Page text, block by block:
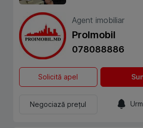
Agent imobiliar
ProImobil
078088886
Solicită apel
Negociază prețul